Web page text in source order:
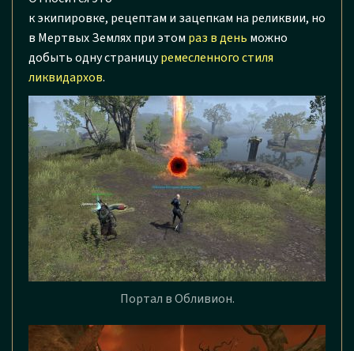
к экипировке, рецептам и зацепкам на реликвии, но
в Мертвых Землях при этом раз в день можно
добыть одну страницуремесленного стиля
ликвидархов.
Портал в Обливион.